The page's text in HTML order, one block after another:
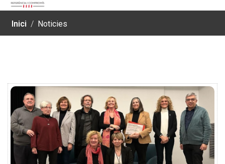
Inici / Noticies